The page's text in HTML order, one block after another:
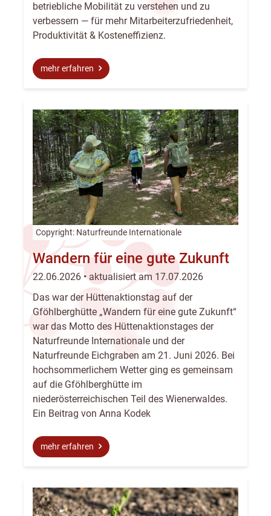
betriebliche Mobilität zu verstehen und zu
verbessern — für mehr Mitarbeiterzufriedenheit,
Produktivität & Kosteneffizienz.
mehr erfahren
Copyright: Naturfreunde Internationale
Wandern für eine gute Zukunft
22.06.2026 • aktualisiert am 17.07.2026
Das war der Hüttenaktionstag auf der
Gföhlberghütte „Wandern für eine gute Zukunft“
war das Motto des Hüttenaktionstages der
Naturfreunde Internationale und der
Naturfreunde Eichgraben am 21. Juni 2026. Bei
hochsommerlichem Wetter ging es gemeinsam
auf die Gföhlberghütte im
niederösterreichischen Teil des Wienerwaldes.
Ein Beitrag von Anna Kodek
mehr erfahren